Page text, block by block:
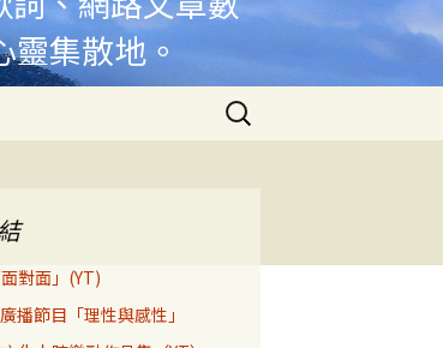
集散地。
搜
尋
對面」(YT)
播節目「理性與感性」